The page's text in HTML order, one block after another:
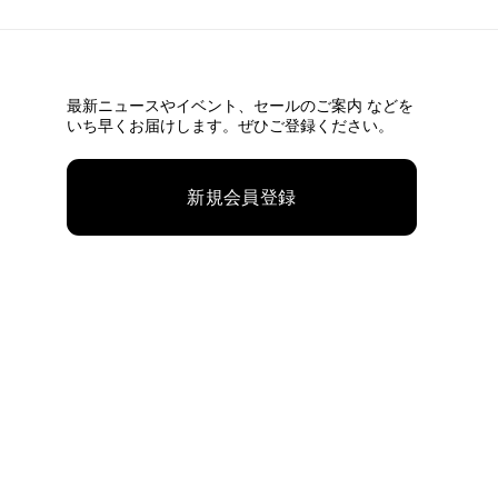
最新ニュースやイベント、 セールのご案内 などを
いち早くお届けします。ぜひご登録ください。
新規会員登録